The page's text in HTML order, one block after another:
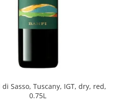
di Sasso, Tuscany, IGT, dry, red,
0.75L